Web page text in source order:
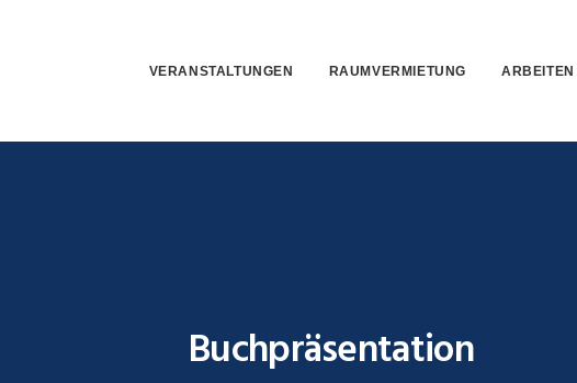
VERANSTALTUNGEN RAUMVERMIETUNG ARBEITEN
Buchpräsentation